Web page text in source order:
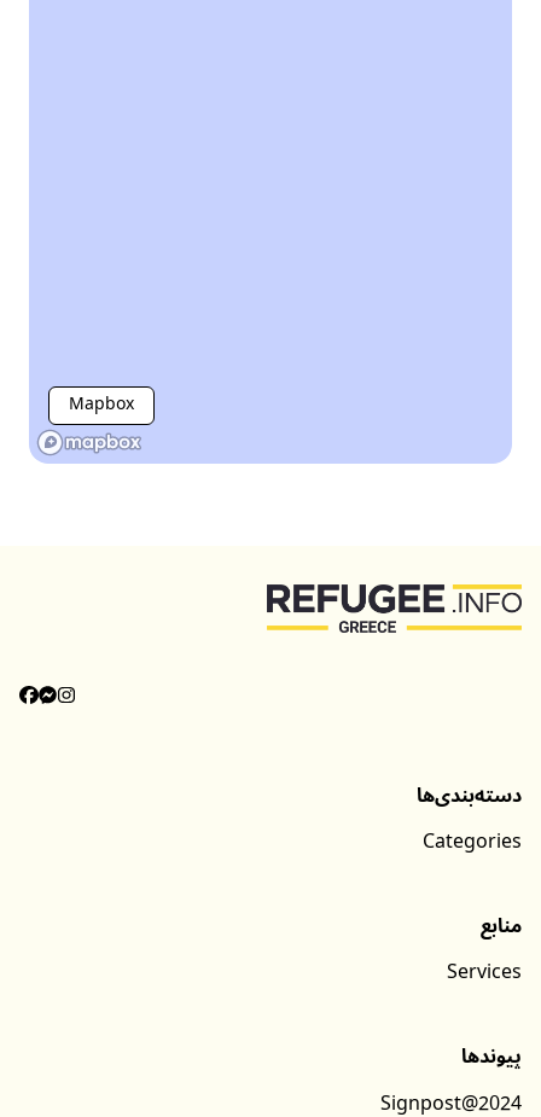
Mapbox
دسته‌بندی‌ها
Categories
منابع
Services
پیوندها
Signpost@2024